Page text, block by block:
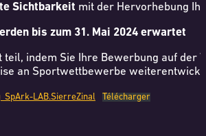
Sichtbarkeit mit der Hervorhebung
bis zum 31. Mai 2024 erwartet
teil, indem Sie Ihre Bewerbung auf
an Sportwettbewerbe
LAB.SierreZinal Télécharger